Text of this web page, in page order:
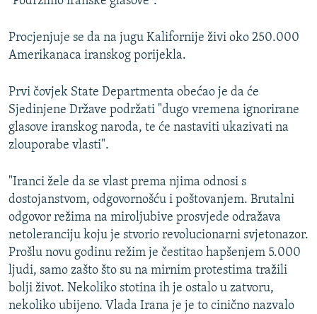
Procjenjuje se da na jugu Kalifornije živi oko 250.000
Amerikanaca iranskog porijekla.
Prvi čovjek State Departmenta obećao je da će
Sjedinjene Države podržati "dugo vremena ignorirane
glasove iranskog naroda, te će nastaviti ukazivati na
zlouporabe vlasti".
"Iranci žele da se vlast prema njima odnosi s
dostojanstvom, odgovornošću i poštovanjem. Brutalni
odgovor režima na miroljubive prosvjede odražava
netoleranciju koju je stvorio revolucionarni svjetonazor.
Prošlu novu godinu režim je čestitao hapšenjem 5.000
ljudi, samo zašto što su na mirnim protestima tražili
bolji život. Nekoliko stotina ih je ostalo u zatvoru,
nekoliko ubijeno. Vlada Irana je je to cinično nazvalo